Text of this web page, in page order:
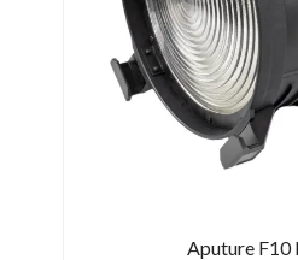
Aputure F10